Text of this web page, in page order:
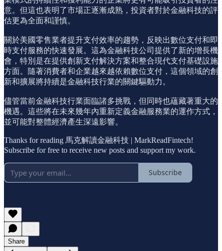
意。但這也表明了市場正逐漸成熟，投資者對於金融科技的評
估更為全面和謹慎。
關於美國零售業者提升支付效率的趨勢，反映出數位支付和即
時支付服務的快速發展。這為金融科技公司提供了新的增長機
會，特別是在提供創新支付解決方案和整合現代支付基礎設施
方面。隨著消費者和企業越來越依賴數位支付，這個領域的創
新和擴展將持續是金融科技行業的關鍵驅動力。
儘管當前金融科技行業面臨諸多挑戰，但同時也蘊藏著重大的
機遇。這些將在未來幾年內重新定義金融服務業的運作方式，
並可能對整體經濟產生深遠影響。
Thanks for reading 馬克解讀金融科技 | MarkReadFintech!
Subscribe for free to receive new posts and support my work.
Subscribe
Share